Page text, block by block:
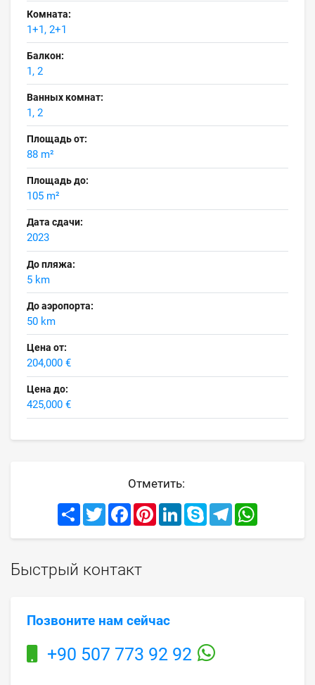
Комната:
1+1, 2+1
Балкон:
1, 2
Ванных комнат:
1, 2
Площадь от:
88 m²
Площадь до:
105 m²
Дата сдачи:
2023
До пляжа:
5 km
До аэропорта:
50 km
Цена от:
204,000 €
Цена до:
425,000 €
Отметить:
Share TwitterFacebookPinterestLinkedInSkype Telegram
Быстрый контакт
Позвоните нам сейчас
+90 507 773 92 92